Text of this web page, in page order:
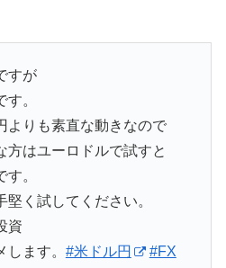
すが
。
よりも素直な動きなので
方はユーロドルで試すと
。
く試してください。
資
ます。 #米ドル円
#FX